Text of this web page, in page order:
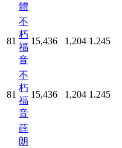
體
81
不
朽
福
音
15,436 1,204 1.245
81
不
朽
福
音
15,436 1,204 1.245
薛
朗